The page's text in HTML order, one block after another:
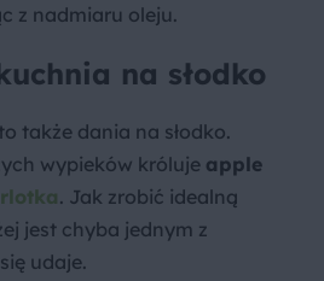
z nadmiaru oleju.
na słodko
także dania na słodko.
wypieków króluje apple
. Jak zrobić idealną
jest chyba jednym z
udaje.